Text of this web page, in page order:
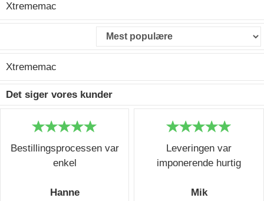
Xtrememac
Xtrememac
Det siger vores kunder
Bestillingsprocessen var
enkel
Hanne
Leveringen var
imponerende hurtig
Mik